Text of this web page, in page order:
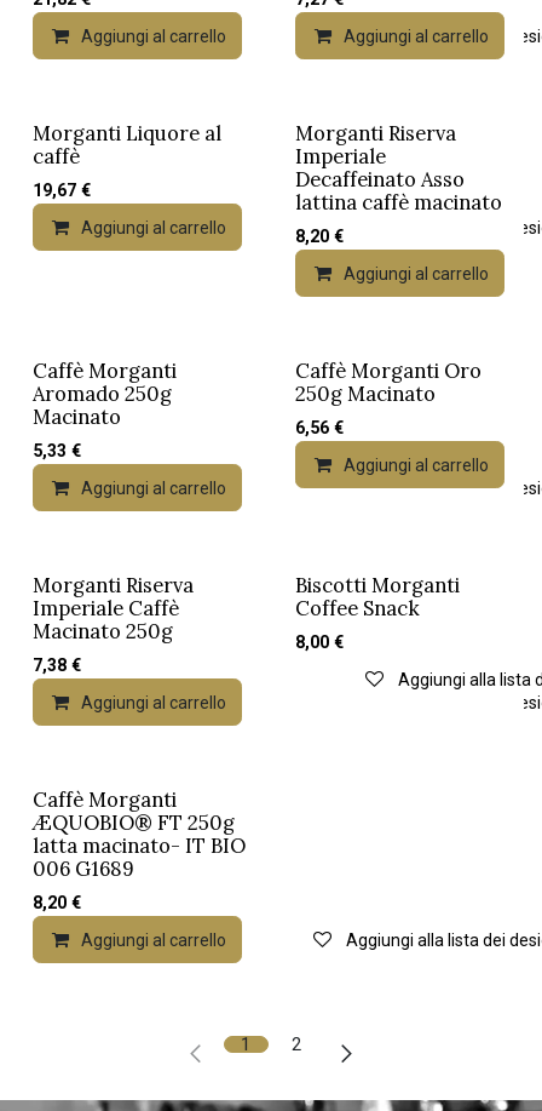
Aggiungi al carrello
Aggiungi alla lista dei
Aggiungi al carrello
Morganti Liquore al
caffè
19,67 €
Aggiungi al carrello
Aggiungi alla lista dei
Morganti Riserva
Imperiale
Decaffeinato Asso
lattina caffè macinato
8,20€
Aggiungi al carrello
Caffè Morganti
Aromado 250g
Macinato
5,33 €
Aggiungi al carrello
Aggiungi alla lista dei
Caffè Morganti Oro
250g Macinato
6,56€
Aggiungi al carrello
Morganti Riserva
Imperiale Caffè
Macinato 250g
7,38 €
Aggiungi al carrello
Aggiungi alla lista dei
Esaurito
Biscotti Morganti
Coffee Snack
8,00€
Aggiungi alla lista
Caffè Morganti
ÆQUOBIO® FT 250g
latta macinato- IT BIO
006 G1689
8,20 €
Aggiungi al carrello
Aggiungi alla lista dei
1 2